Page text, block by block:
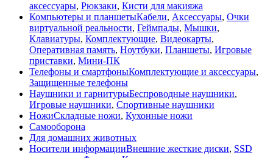
аксессуары, Рюкзаки, Кисти для макияжа
Компьютеры и планшетыКабели, Аксессуары, Очки
виртуальной реальности, Геймпады, Мышки,
Клавиатуры, Комплектующие, Видеокарты,
Оперативная память, Ноутбуки, Планшеты, Игровые
приставки, Мини-ПК
Телефоны и смартфоныКомплектующие и аксессуары,
Защищенные телефоны
Наушники и гарнитурыБеспроводные наушники,
Игровые наушники, Спортивные наушники
НожиСкладные ножи, Кухонные ножи
Самооборона
Для домашних животных
Носители информацииВнешние жесткие диски, SSD